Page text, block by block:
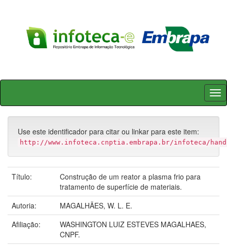
Skip
Use este identificador para citar ou linkar para este item:
http://www.infoteca.cnptia.embrapa.br/infoteca/
Título:
Construção de um reator a plasma frio para
tratamento de superfície de materiais.
Autoria:
MAGALHÃES, W. L. E.
Afiliação:
WASHINGTON LUIZ ESTEVES MAGALHAES,
CNPF.